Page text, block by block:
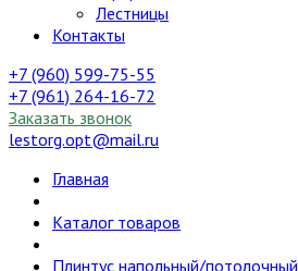
Лестницы
Контакты
+7 (960) 599-75-55
+7 (961) 264-16-72
Заказать звонок
lestorg.opt@mail.ru
Главная
Каталог товаров
Плинтус напольный/потолочный